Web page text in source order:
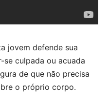
jovem defende sua
se culpada ou acuada
de que não precisa
o próprio corpo.